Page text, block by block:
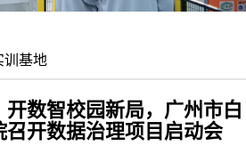
训基地
数智校园新局，广州市白
开数据治理项目启动会